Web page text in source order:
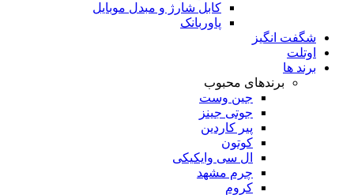
کابل شارژ و مبدل موبایل
پاوربانک
شگفت انگیز
اوتلت
برند ها
برندهای محبوب
جین وست
جوتی جینز
پیر کاردین
کوتون
ال سی وایکیکی
چرم مشهد
کروم